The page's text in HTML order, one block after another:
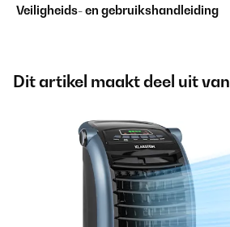
Veiligheids- en gebruikshandleiding
Dit artikel maakt deel uit van